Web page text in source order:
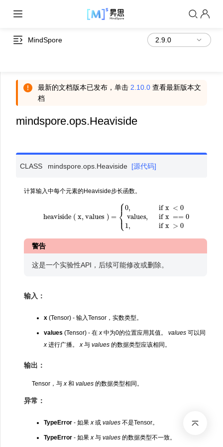
MindSpore
最新的文档版本已发布，单击 2.10.0 查看最新版本文
档
mindspore.ops.Heaviside
CLASS mindspore.ops. Heaviside [源代码]
计算输入中每个元素的Heaviside步长函数。
if x<0 if x == 01
警告
这是一个实验性API，后续可能修改或删除。
输入：
x (Tensor) - 输入Tensor，实数类型。
values (Tensor) - 在x 中为0的位置应用其值。 values 可以同
x 进行广播。x 与 values 的数据类型应该相同。
输出：
Tensor，与x 和 values 的数据类型相同。
异常：
TypeError - 如果x 或 values 不是Tensor。
TypeError - 如果x 与 values 的数据类型不一致。